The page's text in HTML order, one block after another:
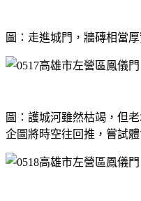
圖：走進城門，牆磚相當厚
圖：護城河雖然枯竭，但
企圖將時空往回推，嘗試體